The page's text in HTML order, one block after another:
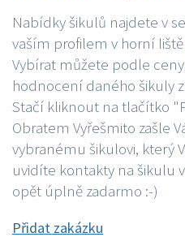
Nabídky šikulů najdete v
vaším profilem v horní
Vybírat můžete podle
hodnocení daného šikuly
Stačí kliknout na tlačítko
Obratem Vyřešmito zašle
vybranému šikulovi, který
uvidíte kontakty na šikulu
opět úplně zadarmo :-)
Přidat zakázku